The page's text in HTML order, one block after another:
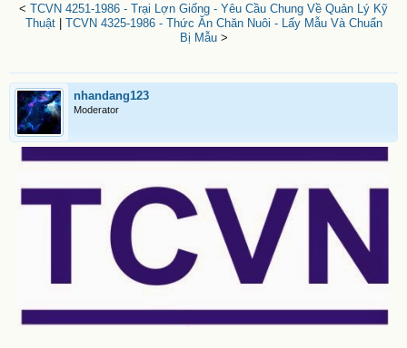
< TCVN 4251-1986 - Trại Lợn Giống - Yêu Cầu Chung Về Quản Lý Kỹ
Thuật| TCVN 4325-1986 - Thức Ăn Chăn Nuôi - Lấy Mẫu Và Chuẩn
Bị Mẫu>
nhandang123
Moderator